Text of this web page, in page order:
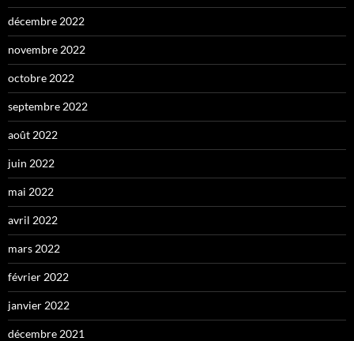
décembre 2022
novembre 2022
octobre 2022
septembre 2022
août 2022
juin 2022
mai 2022
avril 2022
mars 2022
février 2022
janvier 2022
décembre 2021